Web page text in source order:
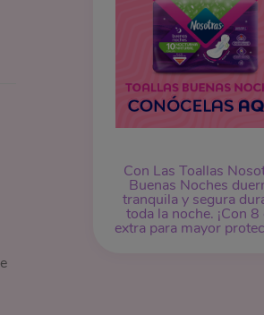
Con Las Toallas
Buenas Noches
tranquila y segura
toda la noche. ¡Con 8
extra para mayor